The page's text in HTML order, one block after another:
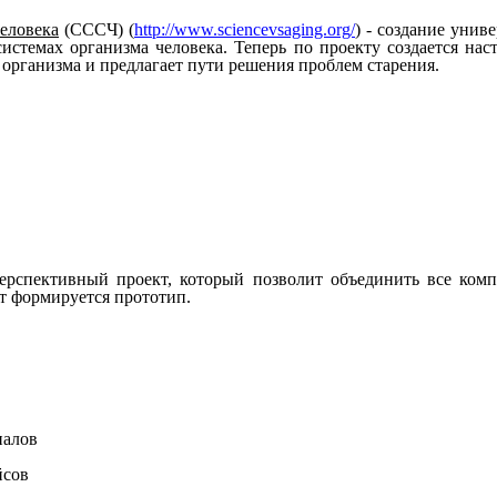
(СССЧ) (http://www.sciencevsaging.org/) - создание
организма человека. Теперь по проекту создается
организма и предлагает пути решения проблем старения.
проект, который позволит объединить все
формируется прототип.